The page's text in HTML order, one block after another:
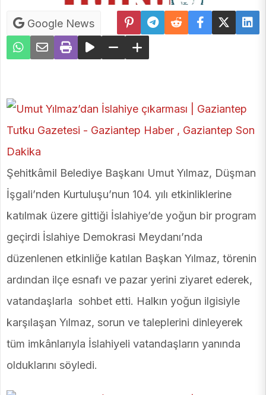
Google News
Şehitkâmil Belediye Başkanı Umut Yılmaz, Düşman
İşgali’nden Kurtuluşu’nun 104. yılı etkinliklerine
katılmak üzere gittiği İslahiye’de yoğun bir program
geçirdi İslahiye Demokrasi Meydanı’nda
düzenlenen etkinliğe katılan Başkan Yılmaz, törenin
ardından ilçe esnafı ve pazar yerini ziyaret ederek,
vatandaşlarla sohbet etti. Halkın yoğun ilgisiyle
karşılaşan Yılmaz, sorun ve taleplerini dinleyerek
tüm imkânlarıyla İslahiyeli vatandaşların yanında
olduklarını söyledi.